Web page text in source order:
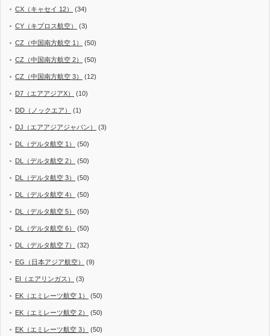
CX（キャセイ 12） (34)
CY（キプロス航空） (3)
CZ（中国南方航空 1） (50)
CZ（中国南方航空 2） (50)
CZ（中国南方航空 3） (12)
D7（エアアジアX） (10)
DD（ノックエア） (1)
DJ（エアアジアジャパン） (3)
DL（デルタ航空 1） (50)
DL（デルタ航空 2） (50)
DL（デルタ航空 3） (50)
DL（デルタ航空 4） (50)
DL（デルタ航空 5） (50)
DL（デルタ航空 6） (50)
DL（デルタ航空 7） (32)
EG（日本アジア航空） (9)
EI（エアリンガス） (3)
EK（エミレーツ航空 1） (50)
EK（エミレーツ航空 2） (50)
EK（エミレーツ航空 3） (50)